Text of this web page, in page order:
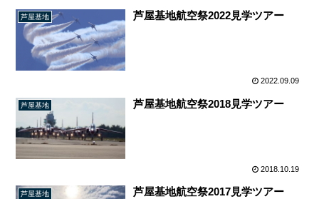
芦屋基地 芦屋基地航空祭2022見学ツアー
2022.09.09
芦屋基地 芦屋基地航空祭2018見学ツアー
2018.10.19
芦屋基地 芦屋基地航空祭2017見学ツアー